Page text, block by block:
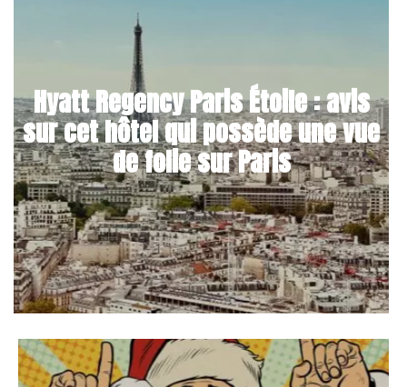
Hyatt Regency Paris Étoile : avis
sur cet hôtel qui possède une vue
de folie sur Paris